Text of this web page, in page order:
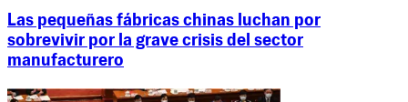
Las pequeñas fábricas chinas luchan por
sobrevivir por la grave crisis del sector
manufacturero